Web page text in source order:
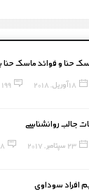
حنا و فوائد ماسک
18 آوریل, 2018 199
جالب روانشناسی
23 سپتامبر, 2017
افراد سوداوی